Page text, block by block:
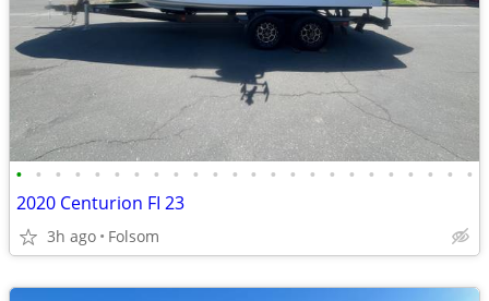
• • • • • • • • • • • • • • • • • • • • • • • •
2020 Centurion FI 23
3h ago Folsom